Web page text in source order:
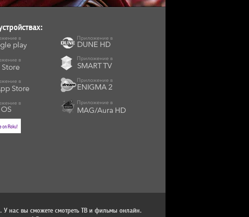
нас вы сможете смотреть ТВ и фильмы онлайн.